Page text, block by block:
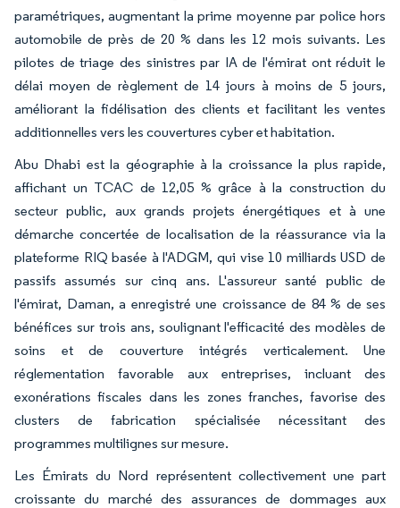
paramétriques, augmentant la prime moyenne par police hors
automobile de près de 20 % dans les 12 mois suivants. Les
pilotes de triage des sinistres par IA de l'émirat ont réduit le
délai moyen de règlement de 14 jours à moins de 5 jours,
améliorant la fidélisation des clients et facilitant les ventes
additionnelles vers les couvertures cyber et habitation.
Abu Dhabi est la géographie à la croissance la plus rapide,
affichant un TCAC de 12,05 % grâce à la construction du
secteur public, aux grands projets énergétiques et à une
démarche concertée de localisation de la réassurance via la
plateforme RIQ basée à l'ADGM, qui vise 10 milliards USD de
passifs assumés sur cinq ans. L'assureur santé public de
l'émirat, Daman, a enregistré une croissance de 84 % de ses
bénéfices sur trois ans, soulignant l'efficacité des modèles de
soins et de couverture intégrés verticalement. Une
réglementation favorable aux entreprises, incluant des
exonérations fiscales dans les zones franches, favorise des
clusters de fabrication spécialisée nécessitant des
programmes multilignes sur mesure.
Les Émirats du Nord représentent collectivement une part
croissante du marché des assurances de dommages aux